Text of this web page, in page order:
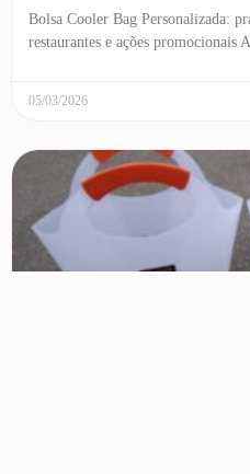
Bolsa Cooler Bag Personalizada:
restaurantes e ações promocionais
05/03/2026